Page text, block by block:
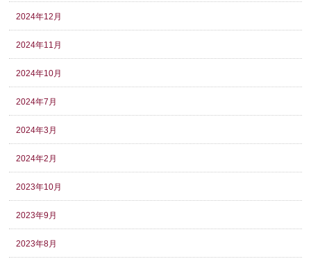
2024年12月
2024年11月
2024年10月
2024年7月
2024年3月
2024年2月
2023年10月
2023年9月
2023年8月